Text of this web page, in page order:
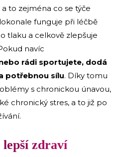
to zejména co se týče
funguje při léčbě
tlaku a celkově zlepšuje
navíc
rádi sportujete, dodá
potřebnou sílu. Díky tomu
s chronickou únavou,
chronický stres, a to již po
lepší zdraví